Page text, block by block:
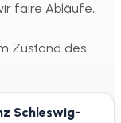
faire Abläufe,
Zustand des
Schleswig-